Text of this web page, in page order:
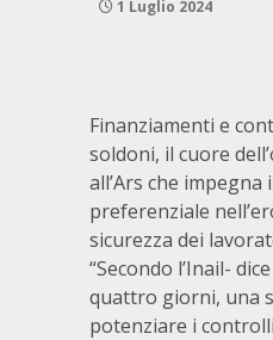
1 Luglio 2024
Finanziamenti e
soldoni, il cuore
all’Ars che
preferenziale
sicurezza dei
“Secondo l’Inail-
quattro giorni, una
potenziare i